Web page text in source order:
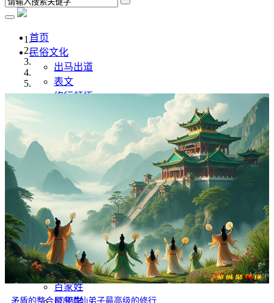
首页
民俗文化
出马出道
表文
修行领悟
佛道文化
佛家
道家
传统文化
传统文化
八字命理
奇门遁甲
灵异故事
文学
哲学
百家姓
矛盾的整合是出道仙弟子最高级的修行